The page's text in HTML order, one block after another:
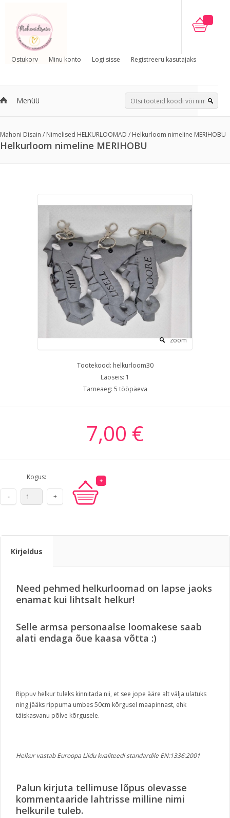
Ostukorv Minu konto Logi sisse Registreeru kasutajaks
Menüü
Mahoni Disain / Nimelised HELKURLOOMAD / Helkurloom nimeline MERIHOBU
Helkurloom nimeline MERIHOBU
zoom
Tootekood: helkurloom30
Laoseis: 1
Tarneaeg: 5 tööpäeva
7,00 €
Kogus:
Kirjeldus
Need pehmed helkurloomad on lapse jaoks
enamat kui lihtsalt helkur!
Selle armsa personaalse loomakese saab
alati endaga õue kaasa võtta :)
Rippuv helkur tuleks kinnitada nii, et see jope ääre alt välja ulatuks
ning jääks rippuma umbes 50cm kõrgusel maapinnast, ehk
täiskasvanu põlve kõrgusele.
Helkur vastab Euroopa Liidu kvaliteedi standardile EN:1336:2001
Palun kirjuta tellimuse lõpus olevasse
kommentaaride lahtrisse milline nimi
helkurile tuleb.